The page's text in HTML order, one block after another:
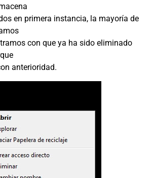
en primera instancia, la mayoría de
con que ya ha sido eliminado
anterioridad.